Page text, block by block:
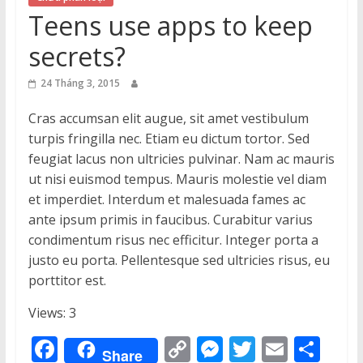
Thuận
Vào
Tri
Teens use apps to keep
secrets?
24 Tháng 3, 2015
Cras accumsan elit augue, sit amet vestibulum
turpis fringilla nec. Etiam eu dictum tortor. Sed
feugiat lacus non ultricies pulvinar. Nam ac mauris
ut nisi euismod tempus. Mauris molestie vel diam
et imperdiet. Interdum et malesuada fames ac
ante ipsum primis in faucibus. Curabitur varius
condimentum risus nec efficitur. Integer porta a
justo eu porta. Pellentesque sed ultricies risus, eu
porttitor est.
Views: 3
F Share C M T E S